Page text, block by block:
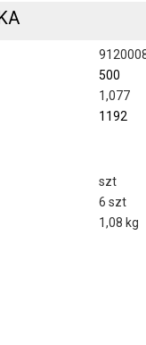
500
1,077
1192
szt
6 szt
1,08 kg